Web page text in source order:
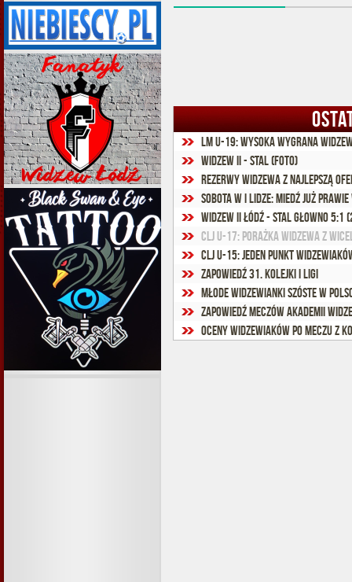
LM U-19: Wysoka wygrana
Widzew II - Stal (foto)
Rezerwy Widzewa z najlepszą
Sobota w I lidze: Miedź już
Widzew II Łódź - Stal Głowno 5:1
CLJ U-17: Porażka Widzewa z
CLJ U-15: Jeden punkt
Zapowiedź 31. kolejki I ligi
Młode widzewianki szóste w
Zapowiedź meczów Akademii
Oceny widzewiaków po meczu z